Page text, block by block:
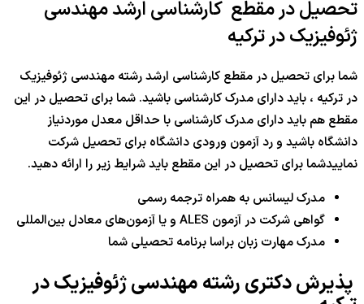
تحصیل در مقطع کارشناسی ارشد مهندسی
ژئوفیزیک در ترکیه
شما برای تحصیل در مقطع کارشناسی ارشد رشته مهندسی ژئوفیزیک
در ترکیه ، باید دارای مدرک کارشناسی باشید. شما برای تحصیل در این
مقطع هم باید دارای مدرک کارشناسی با حداقل معدل موردنیاز
دانشگاه باشید و رد آزمون ورودی دانشگاه برای تحصیل شرکت
نماییدشما برای تحصیل در این مقطع باید شرایط زیر را ارائه دهید.
مدرک لیسانس به همراه ترجمه رسمی
گواهی شرکت در آزمون ALES و یا آزمون‌های معادل بین‌المللی
مدرک مهارت زبان براسا برنامه تحصیلی شما
پذیرش دکتری رشته مهندسی ژئوفیزیک در